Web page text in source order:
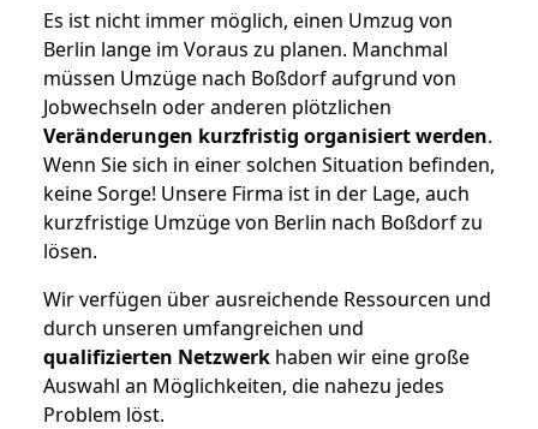
Es ist nicht immer möglich, einen Umzug von
Berlin lange im Voraus zu planen. Manchmal
müssen Umzüge nach Boßdorf aufgrund von
Jobwechseln oder anderen plötzlichen
Veränderungen kurzfristig organisiert werden.
Wenn Sie sich in einer solchen Situation befinden,
keine Sorge! Unsere Firma ist in der Lage, auch
kurzfristige Umzüge von Berlin nach Boßdorf zu
lösen.
Wir verfügen über ausreichende Ressourcen und
durch unseren umfangreichen und
qualifizierten Netzwerk haben wir eine große
Auswahl an Möglichkeiten, die nahezu jedes
Problem löst.